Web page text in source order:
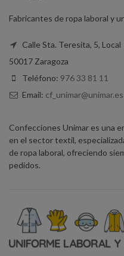
Fabricantes de ropa laboral y
Calle Sta. Teresita, 5, Local
50017 Zaragoza
Teléfono: 976 33 81 11
Email: cf_unimar@unimar.es
Confecciones Unimar es una
en el sector textil,
de ropa laboral, ofreciendo
pedidos.